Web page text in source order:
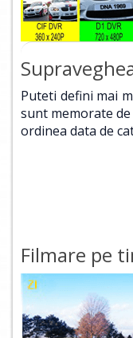
Puteti defini mai
sunt memorate
ordinea data de
Filmare pe